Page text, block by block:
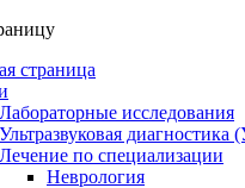
страница
Лабораторные исследования
Ультразвуковая диагностика
Лечение по специализации
Неврология